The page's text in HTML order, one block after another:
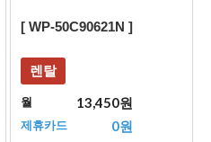
[ WP-50C90621N ]
렌탈
월 13,450원
제휴카드 0원